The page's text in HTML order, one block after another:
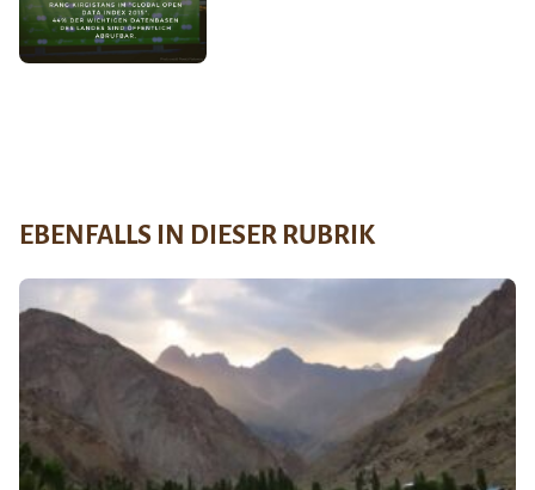
EBENFALLS IN DIESER RUBRIK